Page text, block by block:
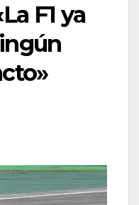
F1 ya